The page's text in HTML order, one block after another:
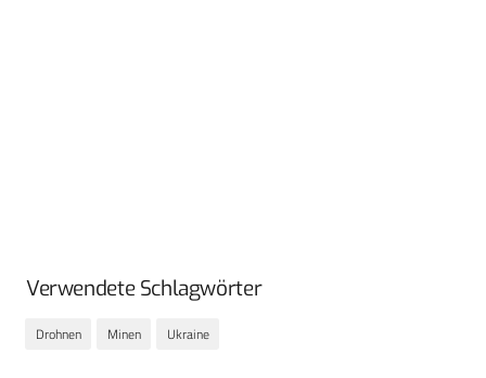
Verwendete Schlagwörter
Drohnen Minen Ukraine